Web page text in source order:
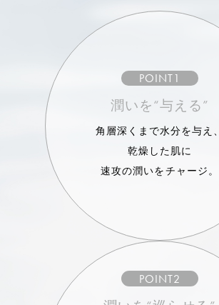
POINT1
潤いを“与える”
角層深くまで水分を与え、
乾燥した肌に
速攻の潤いをチャージ。
POINT2